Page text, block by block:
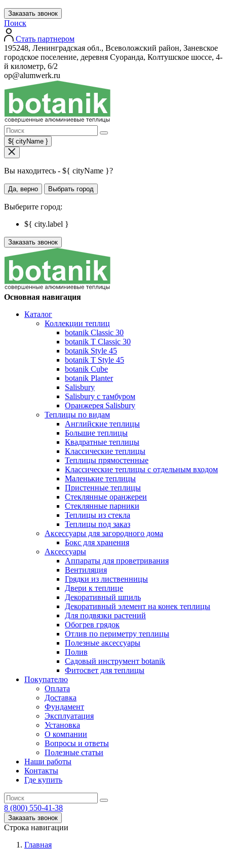
Заказать звонок
Поиск
Стать партнером
195248, Ленинградская обл., Всеволожский район, Заневское
городское поселение, деревня Суоранда, Колтушское шоссе, 4-
й километр, 6/2
op@alumwerk.ru
${ cityName }
Вы находитесь - ${ cityName }?
Да, верно Выбрать город
Выберите город:
${ city.label }
Заказать звонок
Основная навигация
Каталог
Коллекции теплиц
botanik Classic 30
botanik T Classic 30
botanik Style 45
botanik Т Style 45
botanik Cube
botanik Planter
Salisbury
Salisbury с тамбуром
Оранжерея Salisbury
Теплицы по видам
Английские теплицы
Большие теплицы
Квадратные теплицы
Классические теплицы
Теплицы прямостенные
Классические теплицы с отдельным входом
Маленькие теплицы
Пристенные теплицы
Стеклянные оранжереи
Стеклянные парники
Теплицы из стекла
Теплицы под заказ
Аксессуары для загородного дома
Бокс для хранения
Аксессуары
Аппараты для проветривания
Вентиляция
Грядки из лиственницы
Двери к теплице
Декоративный шпиль
Декоративный элемент на конек теплицы
Для подвязки растений
Обогрев грядок
Отлив по периметру теплицы
Полезные аксессуары
Полив
Садовый инструмент botanik
Фитосвет для теплицы
Покупателю
Оплата
Доставка
Фундамент
Эксплуатация
Установка
О компании
Вопросы и ответы
Полезные статьи
Наши работы
Контакты
Где купить
8 (800) 550-41-38
Заказать звонок
Строка навигации
Главная